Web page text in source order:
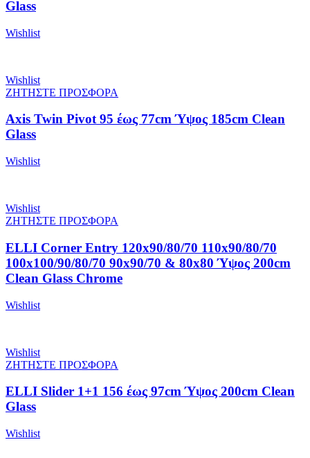
Glass
Wishlist
Wishlist
ΖΗΤΗΣΤΕ ΠΡΟΣΦΟΡΑ
Axis Twin Pivot 95 έως 77cm Ύψος 185cm Clean
Glass
Wishlist
Wishlist
ΖΗΤΗΣΤΕ ΠΡΟΣΦΟΡΑ
ELLI Corner Entry 120x90/80/70 110x90/80/70
100x100/90/80/70 90x90/70 & 80x80 Ύψος 200cm
Clean Glass Chrome
Wishlist
Wishlist
ΖΗΤΗΣΤΕ ΠΡΟΣΦΟΡΑ
ELLI Slider 1+1 156 έως 97cm Ύψος 200cm Clean
Glass
Wishlist